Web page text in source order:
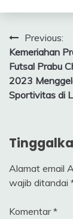
Navigasi
pos
Previous:
Kemeriahan
Futsal Prabu
2023
Sportivitas di
Alamat email
wajib ditandai
Komentar*